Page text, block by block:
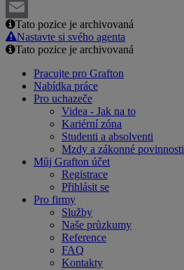
LinkedIn
Email
Tato pozice je archivovaná
Nastavte si svého agenta
Tato pozice je archivovaná
Pracujte pro Grafton
Nabídka práce
Pro uchazeče
Videa - Jak na to
Kariérní zóna
Studenti a absolventi
Mzdy a zákonné povinnosti
Můj Grafton účet
Registrace
Přihlásit se
Pro firmy
Služby
Naše průzkumy
Reference
FAQ
Kontakty